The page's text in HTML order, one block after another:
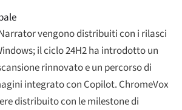
vengono distribuiti con i rilasci
il ciclo 24H2 ha introdotto un
rinnovato e un percorso di
integrato con Copilot. ChromeVox
distribuito con le milestone di